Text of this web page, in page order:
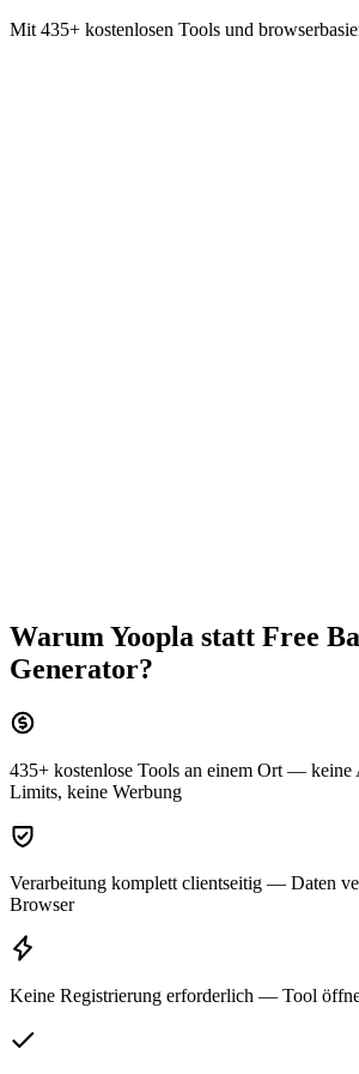
Mit 435+ kostenlosen Tools und
Warum Yoopla statt Free
Generator?
435+ kostenlose Tools an einem Ort — keine
Limits, keine Werbung
Verarbeitung komplett clientseitig — Daten
Browser
Keine Registrierung erforderlich — Tool